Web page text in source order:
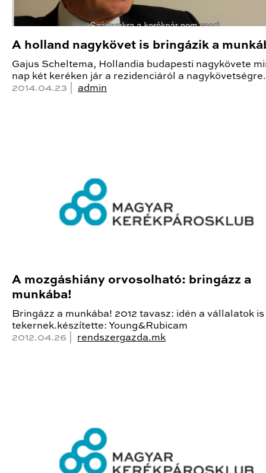
A holland nagykövet is bringázik a
Gajus Scheltema, Hollandia budapesti nagykövete
nap két keréken jár a rezidenciáról a nagykövetségre.
2014.04.23 | admin
A mozgáshiány orvosolható: bringázz a
munkába!
Bringázz a munkába! 2012 tavasz: idén a vállalatok
tekernek.készítette: Young&Rubicam
2012.04.26 | rendszergazda.mk